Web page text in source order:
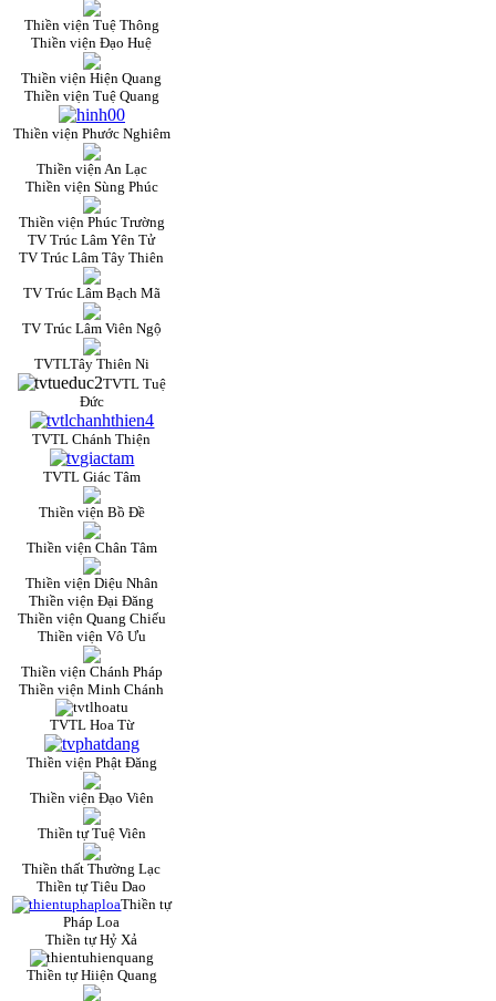
Thiền viện Tuệ Thông
Thiền viện Đạo Huệ
Thiền viện Hiện Quang
Thiền viện Tuệ Quang
Thiền viện Phước Nghiêm
Thiền viện An Lạc
Thiền viện Sùng Phúc
Thiền viện Phúc Trường
TV Trúc Lâm Yên Tử
TV Trúc Lâm Tây Thiên
TV Trúc Lâm Bạch Mã
TV Trúc Lâm Viên Ngộ
TVTLTây Thiên Ni
TVTL Tuệ
Đức
TVTL Chánh Thiện
TVTL Giác Tâm
Thiền viện Bồ Đề
Thiền viện Chân Tâm
Thiền viện Diệu Nhân
Thiền viện Đại Đăng
Thiền viện Quang Chiếu
Thiền viện Vô Ưu
Thiền viện Chánh Pháp
Thiền viện Minh Chánh
TVTL Hoa Từ
Thiền viện Phật Đăng
Thiền viện Đạo Viên
Thiền tự Tuệ Viên
Thiền thất Thường Lạc
Thiền tự Tiêu Dao
Thiền tự
Pháp Loa
Thiền tự Hỷ Xả
Thiền tự Hiiện Quang